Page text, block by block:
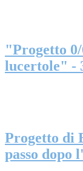
"Progetto
lucertole" -
Progetto di
passo dopo